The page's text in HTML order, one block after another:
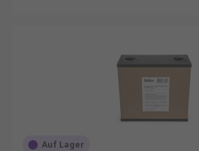
Auf Lager